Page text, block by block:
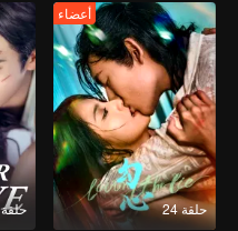
حلقة 24
أعضاء
حلقة 30